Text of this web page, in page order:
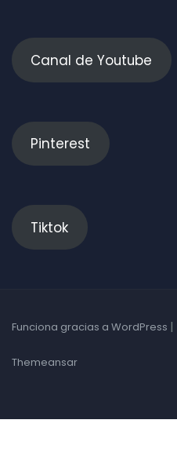
Canal de Youtube
Pinterest
Tiktok
Funciona gracias a WordPress |
Themeansar